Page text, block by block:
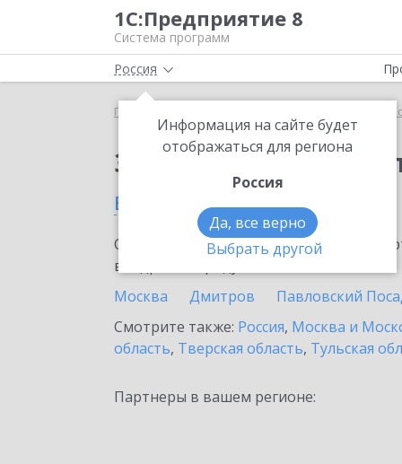
1С:Предприятие 8
Система программ
Россия
Информация на сайте будет
отображаться для региона
Россия
Да, все верно
Выбрать другой
Главная 1С:Касса облачное
Заказать 1С:Касса
в Мытищах
Ознакомьтесь с информационными
внедрение продукта.
Москва
Дмитров Павловский
Смотрите также: Россия, Москва и
область, Тверская область, Тульская
Партнеры в вашем регионе: